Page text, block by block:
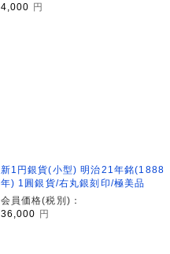
4,000
円
新1円銀貨(小型) 明治21年銘(1888
年) 1圓銀貨/右丸銀刻印/極美品
会員価格(税別)：
36,000 円